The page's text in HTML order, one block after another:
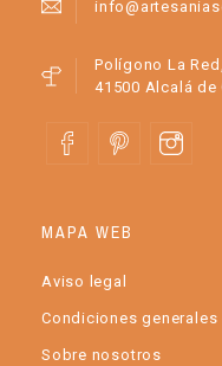
Polígono La
41500 Alcalá de
MAPA WEB
Aviso legal
Condiciones generales
Sobre nosotros